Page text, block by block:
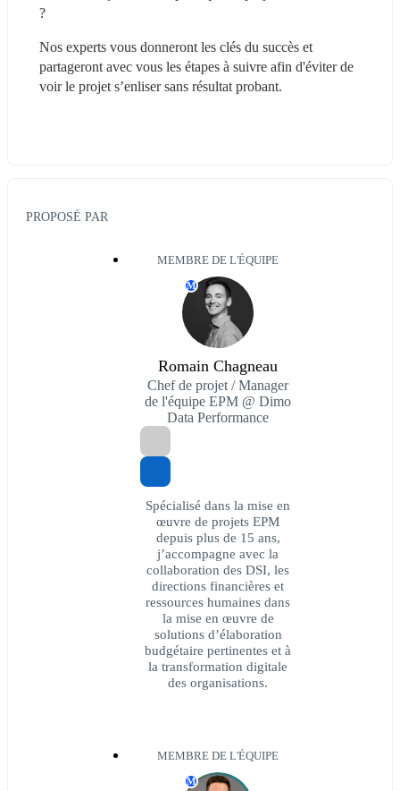
?
Nos experts vous donneront les clés du succès et
partageront avec vous les étapes à suivre afin d'éviter de
voir le projet s’enliser sans résultat probant.
PROPOSÉ PAR
MEMBRE DE L'ÉQUIPE
M
Romain Chagneau
Chef de projet / Manager
de l'équipe EPM @ Dimo
Data Performance
Spécialisé dans la mise en
œuvre de projets EPM
depuis plus de 15 ans,
j’accompagne avec la
collaboration des DSI, les
directions financières et
ressources humaines dans
la mise en œuvre de
solutions d’élaboration
budgétaire pertinentes et à
la transformation digitale
des organisations.
MEMBRE DE L'ÉQUIPE
M